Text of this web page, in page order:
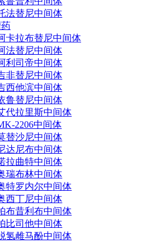
法替尼中间体
卡拉布替尼中间体
法替尼中间体
利司帝中间体
非替尼中间体
西他滨中间体
鲁替尼中间体
代拉里斯中间体
2206中间体
替沙尼中间体
达尼布中间体
拉曲特中间体
瑞布林中间体
特罗内尔中间体
西丁尼中间体
布昔利布中间体
比司他中间体
氢雌马酚中间体